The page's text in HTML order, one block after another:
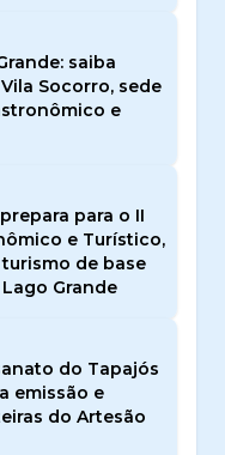
saiba
Socorro, sede
e
para o II
e Turístico,
de base
Grande
do Tapajós
emissão e
do Artesão